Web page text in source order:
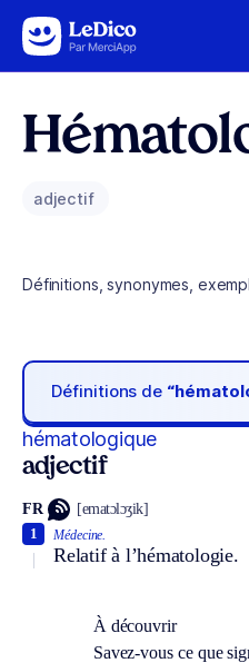
Aller au contenu
adjectif
Définitions, synonymes,
Définitions de
hématologique
adjectif
FR [ematɔlɔʒik]
Médecine.
Relatif à l’hématologie.
1
À découvrir
Savez-vous ce que